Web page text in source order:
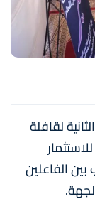
لقافلة
الفاعلين